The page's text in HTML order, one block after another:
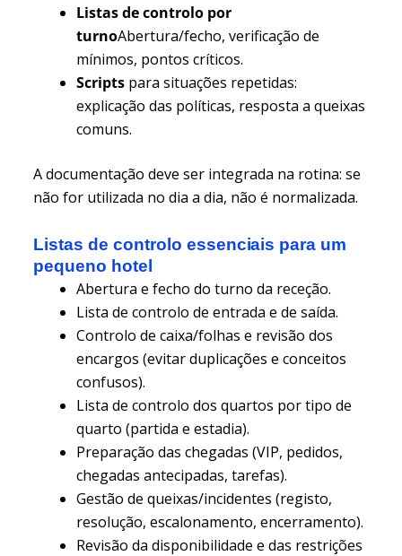
Listas de controlo por
turnoAbertura/fecho, verificação de
mínimos, pontos críticos.
Scriptspara situações repetidas:
explicação das políticas, resposta a queixas
comuns.
A documentação deve ser integrada na rotina: se
não for utilizada no dia a dia, não é normalizada.
Listas de controlo essenciais para um
pequeno hotel
Abertura e fecho do turno da receção.
Lista de controlo de entrada e de saída.
Controlo de caixa/folhas e revisão dos
encargos (evitar duplicações e conceitos
confusos).
Lista de controlo dos quartos por tipo de
quarto (partida e estadia).
Preparação das chegadas (VIP, pedidos,
chegadas antecipadas, tarefas).
Gestão de queixas/incidentes (registo,
resolução, escalonamento, encerramento).
Revisão da disponibilidade e das restrições